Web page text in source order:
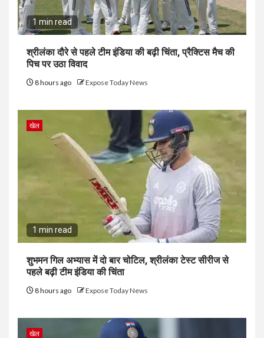
1 min read
श्रीलंका दौरे से पहले टीम इंडिया की बढ़ी चिंता, प्रैक्टिस मैच की
पिच पर उठा विवाद
8 hours ago Expose Today News
खेल
1 min read
शुभमन गिल अभ्यास में दो बार चोटिल, श्रीलंका टेस्ट सीरीज से
पहले बढ़ी टीम इंडिया की चिंता
8 hours ago Expose Today News
खेल